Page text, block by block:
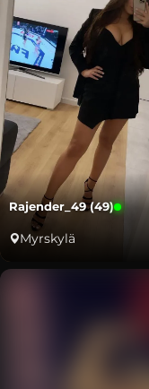
Rajender_49 (49)
Myrskylä